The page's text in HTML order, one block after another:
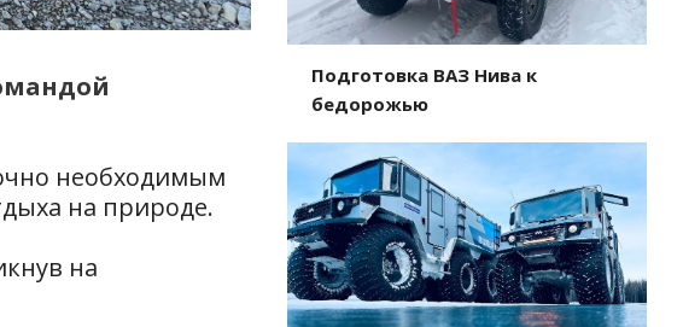
необходимым
на природе.
на
Подготовка ВАЗ Нива к
бедорожью